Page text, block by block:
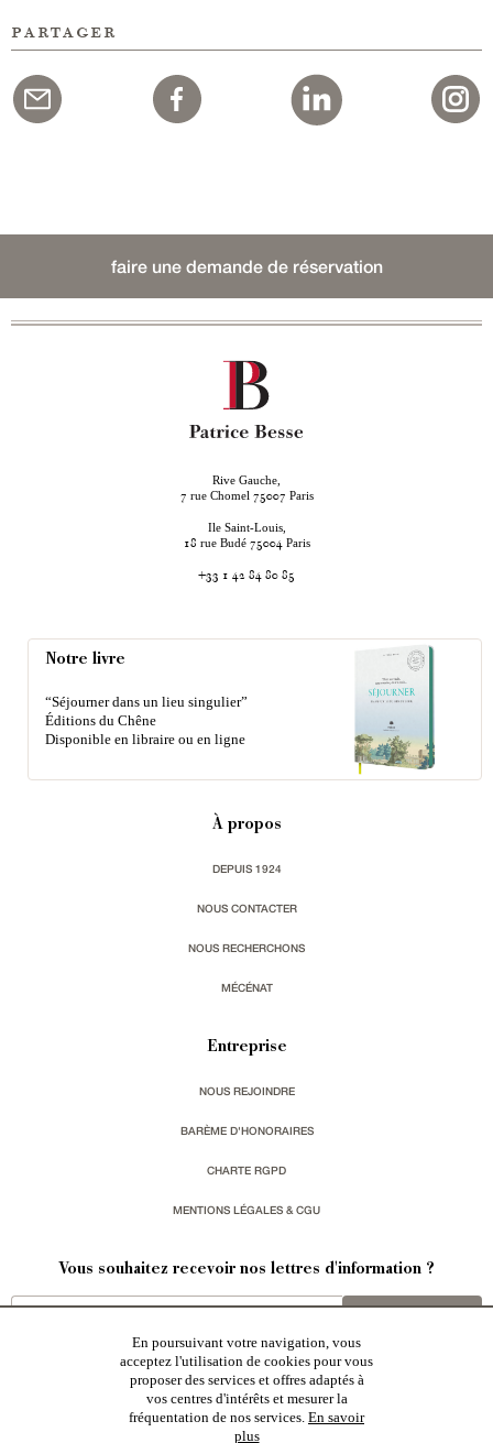
partager
faire une demande de réservation
Rive Gauche,
7 rue Chomel 75007 Paris
Ile Saint-Louis,
18 rue Budé 75004 Paris
+33 1 42 84 80 85
Notre livre
“Séjourner dans un lieu singulier”
Éditions du Chêne
Disponible en libraire ou en ligne
À propos
DEPUIS 1924
NOUS CONTACTER
NOUS RECHERCHONS
MÉCÉNAT
Entreprise
NOUS REJOINDRE
BARÈME D'HONORAIRES
CHARTE RGPD
MENTIONS LÉGALES & CGU
Vous souhaitez recevoir nos lettres d'information ?
En poursuivant votre navigation, vous
acceptez l'utilisation de cookies pour vous
proposer des services et offres adaptés à
vos centres d'intérêts et mesurer la
fréquentation de nos services. En savoir
plus